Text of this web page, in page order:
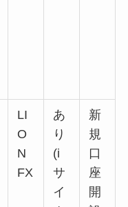
LI
O
N
FX
あ
り
(i
サ
イ
新
規
口
座
開